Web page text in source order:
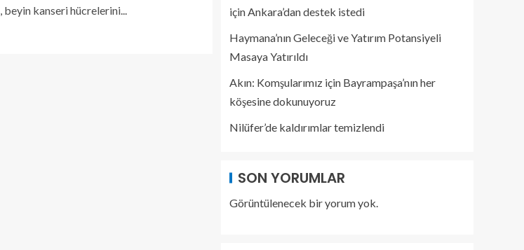
kanseri hücrelerini...
için Ankara’dan destek istedi
Haymana’nın Geleceği ve Yatırım Potansiyeli
Masaya Yatırıldı
Akın: Komşularımız için Bayrampaşa’nın her
köşesine dokunuyoruz
Nilüfer’de kaldırımlar temizlendi
SON YORUMLAR
Görüntülenecek bir yorum yok.